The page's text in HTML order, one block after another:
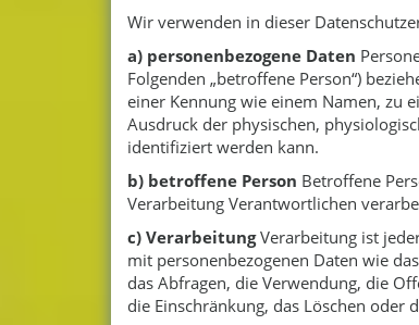
Wir verwenden in dieser
a) personenbezogene Daten
Folgenden „betroffene Person“)
einer Kennung wie einem Namen, zu
Ausdruck der physischen,
identifiziert werden kann.
b) betroffene Person Betroffene
Verarbeitung Verantwortlichen
c) VerarbeitungVerarbeitung ist
mit personenbezogenen Daten wie
das Abfragen, die Verwendung, die
die Einschränkung, das Löschen oder